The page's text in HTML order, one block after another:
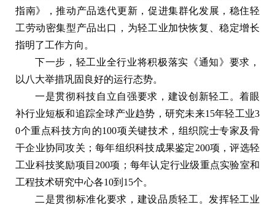
指南》，推动产品迭代更新，促进集群化发展，稳住轻
工劳动密集型产品出口，为轻工业加快恢复、稳定增长
指明了工作方向。
下一步，轻工业全行业将积极落实《通知》要求，
以八大举措巩固良好的运行态势。
一是贯彻科技自立自强要求，建设创新轻工。着眼
补行业短板和追踪全球产业趋势，研究未来15年轻工业3
0个重点科技方向的100项关键技术，组织院士专家及骨
干企业协同攻关；每年组织科技成果鉴定200项，评选轻
工业科技奖励项目200项；每年认定行业级重点实验室和
工程技术研究中心各10到15个。
二是贯彻标准化要求，建设品质轻工。发挥轻工业